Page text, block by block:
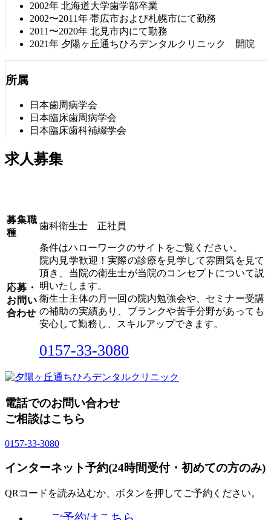
2002年 北海道大学歯学部卒業
2002〜2011年 帯広市および札幌市にて勤務
2011〜2020年 北見市内にて勤務
2021年 夕陽ヶ丘通ちひろデンタルクリニック 開院
所属
日本歯周病学会
日本臨床歯周病学会
日本臨床歯科補綴学会
求人募集
募集職
種
歯科衛生士 正社員
応募・
お問い
合わせ
条件はハローワークのサイトをご覧ください。
院内見学歓迎！実際の診療を見学して雰囲気を見て
頂き、当院の衛生士が当院のコンセプトについて説
明いたします。
衛生士主体の月一回の院内勉強会や、セミナー受講
の補助の実績あり、ブランクや苦手分野があっても
安心して勤務し、スキルアップできます。
0157-33-3080
電話でのお問い合わせ
ご相談はこちら
0157-33-3080
インターネット予約(24時間受付・初めての方のみ)
QRコードを読み込むか、ボタンを押してご予約ください。